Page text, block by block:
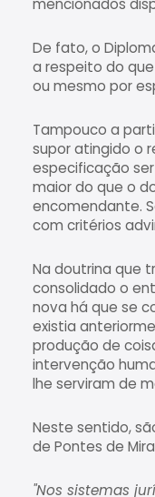
mencionados
De fato, o
a respeito do
ou mesmo por
Tampouco a
supor atingido o
especificação
maior do que o
encomendante.
com critérios
Na doutrina que
consolidado o
nova há que se
existia
produção de
intervenção
lhe serviram de
Neste sentido,
de Pontes de
"Nos sistemas